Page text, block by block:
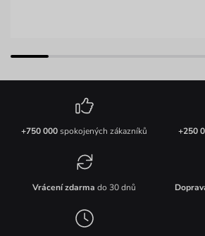
+750 000spokojených zákazníků +250
Vrácení zdarma do 30 dnů